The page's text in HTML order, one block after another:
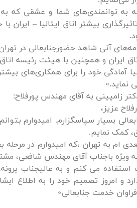
به توانمندی‌های شما و عشقی که به
بیشتر اتاق ایتالیا – ایران
آتی شاهد حضورجنابعالی در
ایران و همچنین با هیئت رئیسه اتاق
آمادگی خود را برای همکاری‌های
نماید.»
زامپینی به آقای مهندس پورفلاح:
عزیز،
بسیار سپاسگزارم. امیدوارم
کمک نمایم.
ام به تهران ،که امیدوارم در مرحله
ویژه باجناب آقای مهندس شافعی،
می کنم و به عالیجناب
و امروز تصمیم خود را به
خدمت جنابعالی»